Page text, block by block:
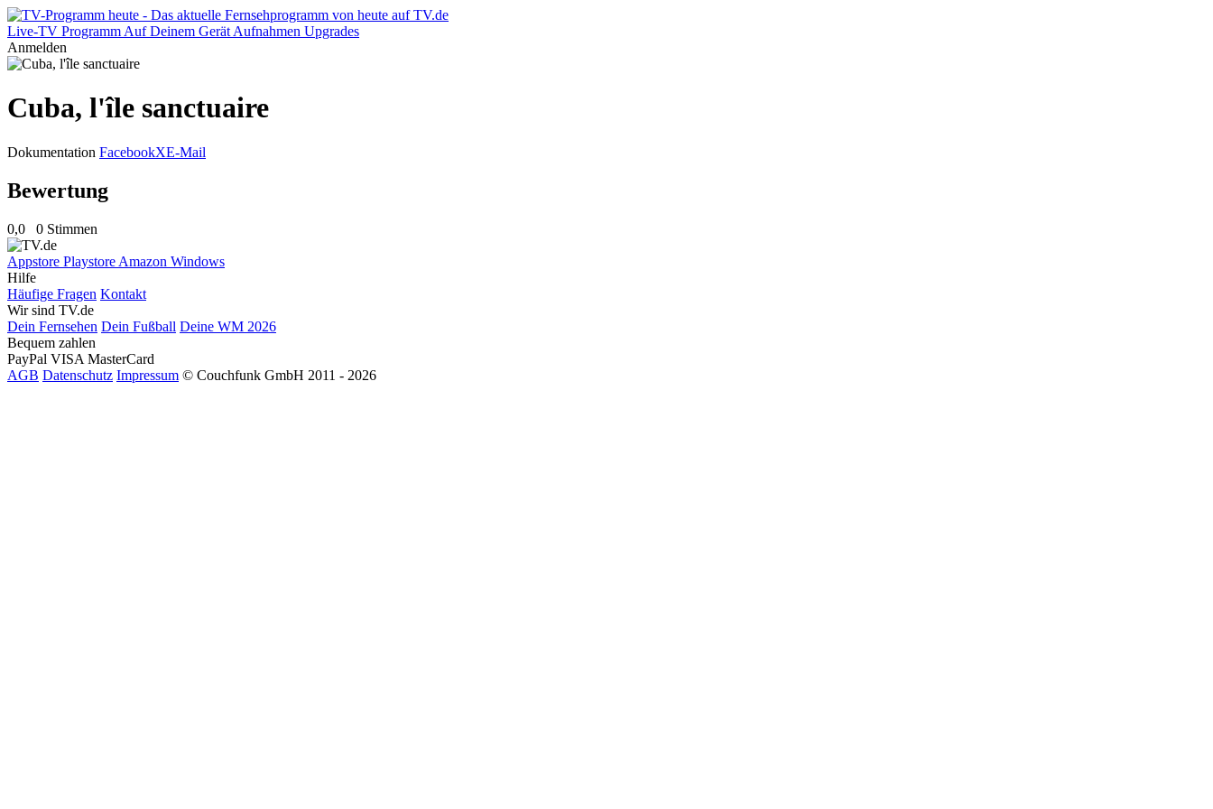
Live-TV Programm Auf Deinem Gerät Aufnahmen Upgrades
Anmelden
Cuba, l'île sanctuaire
Dokumentation FacebookXE-Mail
Bewertung
0,0 0 Stimmen
Appstore Playstore Amazon Windows
Hilfe
Häufige Fragen Kontakt
Wir sind TV.de
Dein Fernsehen Dein Fußball Deine WM 2026
Bequem zahlen
PayPal VISA MasterCard
AGB Datenschutz Impressum © Couchfunk GmbH 2011 - 2026